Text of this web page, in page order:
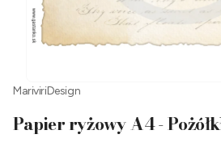
MariviriDesign
Papier ryżowy A4 -